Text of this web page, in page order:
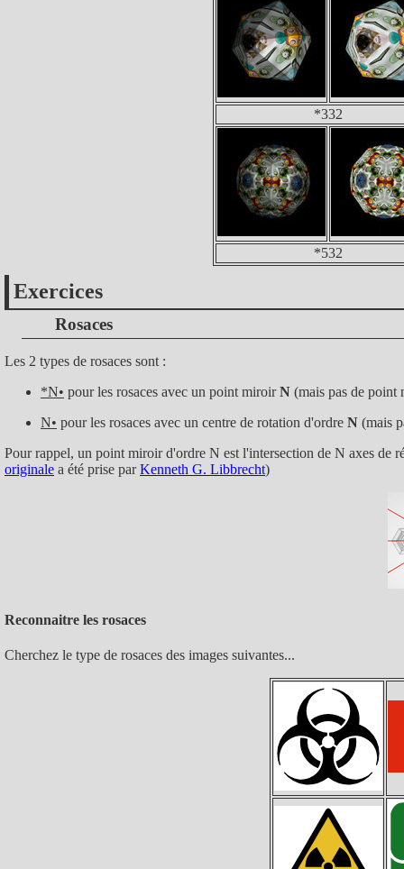
*332
*532
Exercices
Rosaces
Les 2 types de rosaces sont :
*N• pour les rosaces avec un point miroirN (mais pas de point
N• pour les rosaces avec un centre de rotation d'ordre N (mais
Pour rappel, un point miroir d'ordre N est l'intersection de N axes
originale a été prise parKenneth G. Libbrecht)
Reconnaitre les rosaces
Cherchez le type de rosaces des images suivantes...